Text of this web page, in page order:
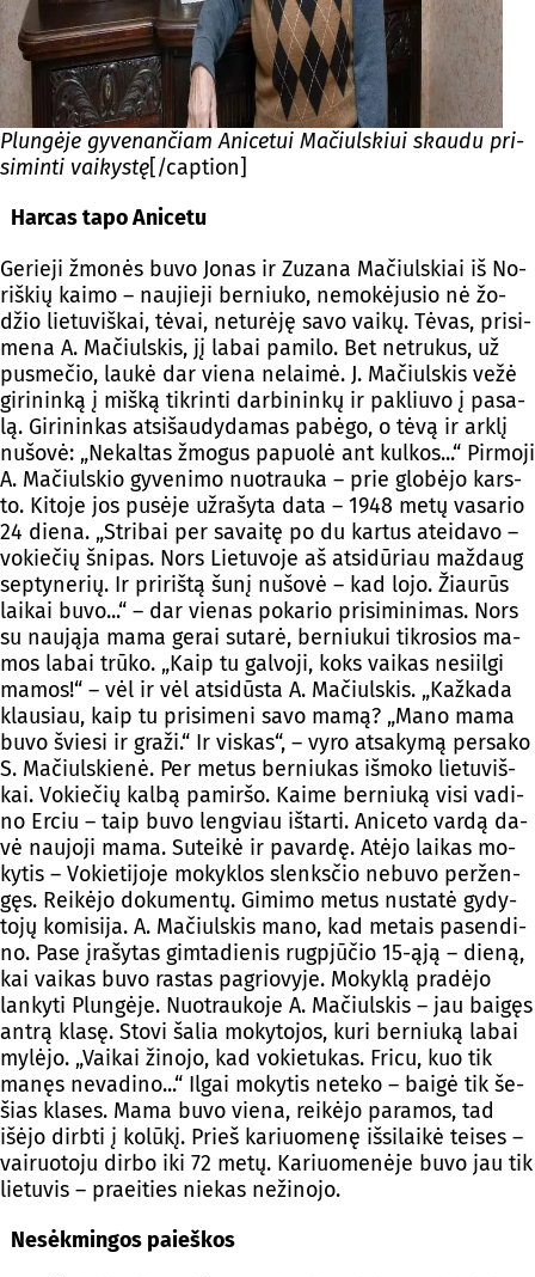
Plun­gė­je gy­ve­nan­čiam Ani­ce­tui Ma­čiuls­kiui skau­du pri­
si­min­ti vai­kys­tę[/caption]
Har­cas ta­po Ani­ce­tu
Ge­rie­ji žmo­nės bu­vo Jo­nas ir Zu­za­na Ma­čiuls­kiai iš No­
riš­kių kai­mo – nau­jie­ji ber­niu­ko, ne­mo­kė­ju­sio nė žo­
džio lie­tu­viš­kai, tė­vai, ne­tu­rė­ję sa­vo vai­kų. Tė­vas, pri­si­
me­na A. Ma­čiuls­kis, jį la­bai pa­mi­lo. Bet ne­tru­kus, už
pus­me­čio, lau­kė dar vie­na ne­lai­mė. J. Ma­čiuls­kis ve­žė
gi­ri­nin­ką į miš­ką tik­rin­ti dar­bi­nin­kų ir pa­kliu­vo į pa­sa­
lą. Gi­ri­nin­kas at­si­šau­dy­da­mas pa­bė­go, o tė­vą ir ark­lį
nu­šo­vė: „Ne­kal­tas žmo­gus pa­puo­lė ant kul­kos...“ Pir­mo­ji
A. Ma­čiuls­kio gy­ve­ni­mo nuo­trau­ka – prie glo­bė­jo kars­
to. Ki­to­je jos pu­sė­je už­ra­šy­ta da­ta – 1948 me­tų va­sa­rio
24 die­na. „Stri­bai per sa­vai­tę po du kar­tus atei­da­vo –
vo­kie­čių šni­pas. Nors Lie­tu­vo­je aš at­si­dū­riau maž­daug
sep­ty­ne­rių. Ir pri­riš­tą šu­nį nu­šo­vė – kad lo­jo. Žiau­rūs
lai­kai bu­vo...“ – dar vie­nas po­ka­rio pri­si­mi­ni­mas. Nors
su nau­ją­ja ma­ma ge­rai su­ta­rė, ber­niu­kui tik­ro­sios ma­
mos la­bai trū­ko. „Kaip tu gal­vo­ji, koks vai­kas ne­siil­gi
ma­mos!“ – vėl ir vėl at­si­dūs­ta A. Ma­čiuls­kis. „Kaž­ka­da
klau­siau, kaip tu pri­si­me­ni sa­vo ma­mą? „Ma­no ma­ma
bu­vo švie­si ir gra­ži.“ Ir vis­kas“, – vy­ro at­sa­ky­mą per­sa­ko
S. Ma­čiuls­kie­nė. Per me­tus ber­niu­kas iš­mo­ko lie­tu­viš­
kai. Vo­kie­čių kal­bą pa­mir­šo. Kai­me ber­niu­ką vi­si va­di­
no Er­ciu – taip bu­vo leng­viau iš­tar­ti. Ani­ce­to var­dą da­
vė nau­jo­ji ma­ma. Su­tei­kė ir pa­var­dę. Atė­jo lai­kas mo­
ky­tis – Vo­kie­ti­jo­je mo­kyk­los slenks­čio ne­bu­vo per­žen­
gęs. Rei­kė­jo do­ku­men­tų. Gi­mi­mo me­tus nu­sta­tė gy­dy­
to­jų ko­mi­si­ja. A. Ma­čiuls­kis ma­no, kad me­tais pa­sen­di­
no. Pa­se įra­šy­tas gim­ta­die­nis rugp­jū­čio 15-ąją – die­ną,
kai vai­kas bu­vo ras­tas pa­grio­vy­je. Mo­kyk­lą pra­dė­jo
lan­ky­ti Plun­gė­je. Nuot­rau­ko­je A. Ma­čiuls­kis – jau bai­gęs
ant­rą kla­sę. Sto­vi ša­lia mo­ky­to­jos, ku­ri ber­niu­ką la­bai
my­lė­jo. „Vai­kai ži­no­jo, kad vo­kie­tu­kas. Fri­cu, kuo tik
ma­nęs ne­va­di­no...“ Il­gai mo­ky­tis ne­te­ko – bai­gė tik še­
šias kla­ses. Ma­ma bu­vo vie­na, rei­kė­jo pa­ra­mos, tad
išė­jo dirb­ti į ko­lū­kį. Prieš ka­riuo­me­nę iš­si­lai­kė tei­ses –
vai­ruo­to­ju dir­bo iki 72 me­tų. Ka­riuo­me­nė­je bu­vo jau tik
lie­tu­vis – praei­ties nie­kas ne­ži­no­jo.
Ne­sėk­min­gos paieš­kos